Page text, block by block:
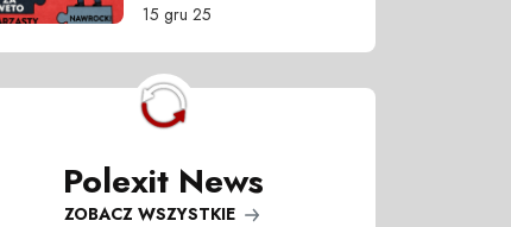
15 gru 25
Polexit News
ZOBACZ WSZYSTKIE